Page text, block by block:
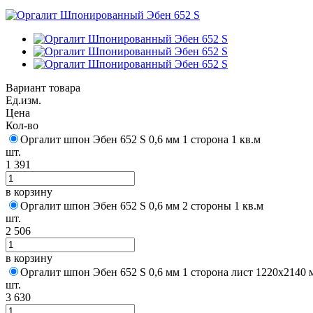
Вариант товара
Ед.изм.
Цена
Кол-во
Оргалит шпон Эбен 652 S 0,6 мм 1 сторона 1 кв.м
шт.
1 391
в корзину
Оргалит шпон Эбен 652 S 0,6 мм 2 стороны 1 кв.м
шт.
2 506
в корзину
Оргалит шпон Эбен 652 S 0,6 мм 1 сторона лист 1220х2140
шт.
3 630